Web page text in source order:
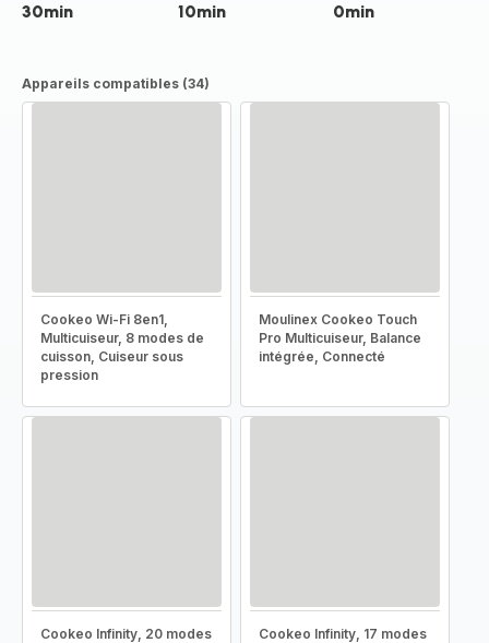
30min 10min 0min
Appareils compatibles (34)
Cookeo Wi-Fi 8en1,
Multicuiseur, 8 modes de
cuisson, Cuiseur sous
pression
Moulinex Cookeo Touch
Pro Multicuiseur, Balance
intégrée, Connecté
Cookeo Infinity, 20 modes
Cookeo Infinity, 17 modes